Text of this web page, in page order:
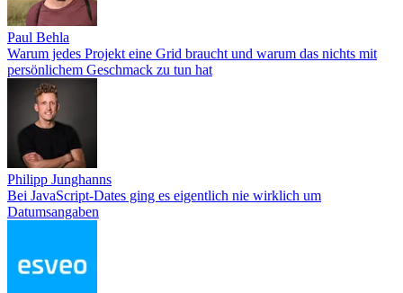
Paul Behla
Warum jedes Projekt eine Grid braucht und warum das nichts mit
persönlichem Geschmack zu tun hat
Philipp Junghanns
Bei JavaScript-Dates ging es eigentlich nie wirklich um
Datumsangaben